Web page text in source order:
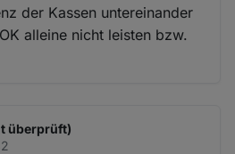
der Kassen untereinander
alleine nicht leisten bzw.
überprüft)